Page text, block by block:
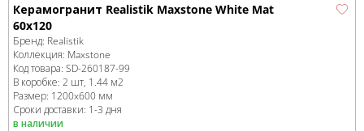
Керамогранит Realistik Maxstone White Mat
60x120
Бренд: Realistik
Коллекция: Maxstone
Код товара: SD-260187-99
В коробке: 2 шт, 1.44 м2
Размер: 1200x600 мм
Сроки доставки: 1-3 дня
в наличии